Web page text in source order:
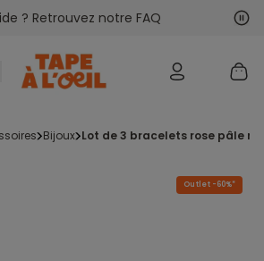
? Retrouvez notre FAQ
bijoux lot de 3 bracelets rose pâle
Outlet -60%*